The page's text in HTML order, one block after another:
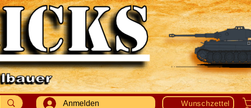
Anmelden Wunschzettel